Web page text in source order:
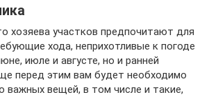
хозяева участков предпочитают для
хода, неприхотливые к погоде
июле и августе, но и ранней
перед этим вам будет необходимо
важных вещей, в том числе и такие,